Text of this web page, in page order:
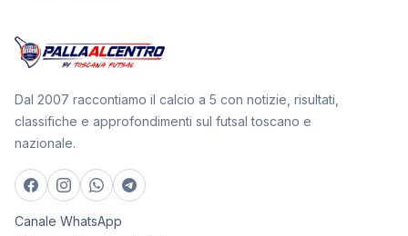
Dal 2007 raccontiamo il calcio a 5 con notizie, risultati,
classifiche e approfondimenti sul futsal toscano e
nazionale.
Canale WhatsApp